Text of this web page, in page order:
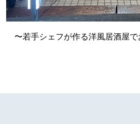
〜若手シェフが作る洋風居酒屋